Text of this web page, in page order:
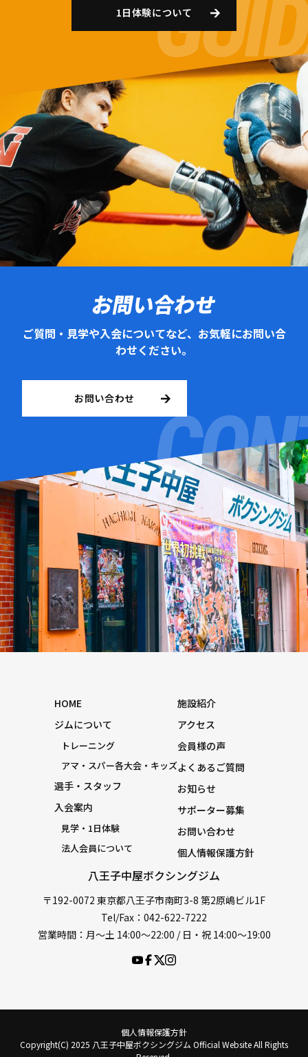
1日体験について
お問い合わせ
ご質問・見学や入会についてなど、お気軽にお問い合
わせください。
お問い合わせ
八王子中屋ボクシングジム
〒192-0072 東京都八王子市南町3-8 第2原嶋ビル1F
Tel/Fax：042-622-7222
営業時間：月〜土 14:00〜22:00 / 日・祝 14:00〜19:00
HOME
ジムについて
トレーニング
アマ・スパー各大会・キッズ
選手・スタッフ
入会案内
見学・1日体験
法人会員について
施設紹介
アクセス
会員様の声
よくあるご質問
お知らせ
サポーター募集
お問い合わせ
個人情報保護方針
個人情報保護方針
Copyright(C) 2025 八王子中屋ボクシングジム Official Website All Rights